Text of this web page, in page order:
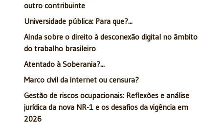
outro contribuinte
Universidade pública: Para que?...
Ainda sobre o direito à desconexão digital no âmbito
do trabalho brasileiro
Atentado à Soberania?...
Marco civil da internet ou censura?
Gestão de riscos ocupacionais: Reflexões e análise
jurídica da nova NR-1 e os desafios da vigência em
2026